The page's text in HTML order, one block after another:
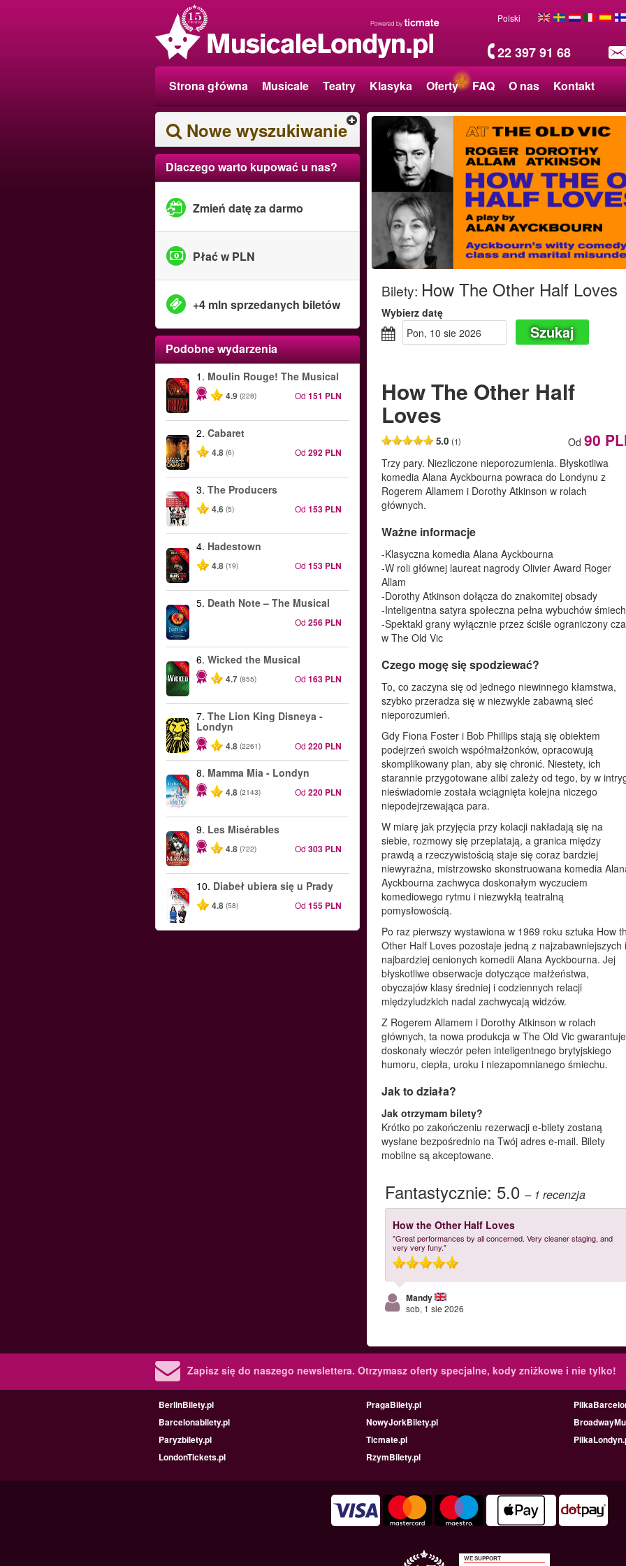
22 397 91 68
Polski
Strona główna Musicale Teatry Klasyka Oferty FAQ O nas Kontakt
Nowe wyszukiwanie
Dlaczego warto kupować u nas?
Zmień datę za darmo
Płać w PLN
+4 mln sprzedanych biletów
Podobne wydarzenia
-50%
1. Moulin Rouge! The Musical
4.9 (228) Od 151 PLN
2. Cabaret
4.8 (6) Od 292 PLN
-50%
3. The Producers
4.6 (5) Od 153 PLN
-50%
4. Hadestown
4.8 (19) Od 153 PLN
-40%
5. Death Note – The Musical
Od 256 PLN
-50%
6. Wicked the Musical
4.7 (855) Od 163 PLN
7. The Lion King Disneya -
Londyn
4.8 (2261) Od 220 PLN
-40%
8. Mamma Mia - Londyn
4.8 (2143) Od 220 PLN
-40%
9. Les Misérables
4.8 (722) Od 303 PLN
-50%
10. Diabeł ubiera się u Prady
4.8 (58) Od 155 PLN
Bilety: How The Other Half Loves
Wybierz datę
pon, 10 sie 2026
Szukaj
How The Other Half
Loves
5.0(1) Od 90
Trzy pary. Niezliczone nieporozumienia. Błyskotliwa
komedia Alana Ayckbourna powraca do Londynu z
Rogerem Allamem i Dorothy Atkinson w rolach
głównych.
Ważne informacje
-Klasyczna komedia Alana Ayckbourna
-W roli głównej laureat nagrody Olivier Award Roger
Allam
-Dorothy Atkinson dołącza do znakomitej obsady
-Inteligentna satyra społeczna pełna wybuchów
-Spektakl grany wyłącznie przez ściśle ograniczony
w The Old Vic
Czego mogę się spodziewać?
To, co zaczyna się od jednego niewinnego kłamstwa,
szybko przeradza się w niezwykle zabawną sieć
nieporozumień.
Gdy Fiona Foster i Bob Phillips stają się obiektem
podejrzeń swoich współmałżonków, opracowują
skomplikowany plan, aby się chronić. Niestety, ich
starannie przygotowane alibi zależy od tego, by w
nieświadomie została wciągnięta kolejna niczego
niepodejrzewająca para.
W miarę jak przyjęcia przy kolacji nakładają się na
siebie, rozmowy się przeplatają, a granica między
prawdą a rzeczywistością staje się coraz bardziej
niewyraźna, mistrzowsko skonstruowana komedia
Ayckbourna zachwyca doskonałym wyczuciem
komediowego rytmu i niezwykłą teatralną
pomysłowością.
Po raz pierwszy wystawiona w 1969 roku sztuka How
Other Half Loves pozostaje jedną z najzabawniejszych
najbardziej cenionych komedii Alana Ayckbourna. Jej
błyskotliwe obserwacje dotyczące małżeństwa,
obyczajów klasy średniej i codziennych relacji
międzyludzkich nadal zachwycają widzów.
Z Rogerem Allamem i Dorothy Atkinson w rolach
głównych, ta nowa produkcja w The Old Vic gwarantuje
doskonały wieczór pełen inteligentnego brytyjskiego
humoru, ciepła, uroku i niezapomnianego śmiechu.
Jak to działa?
Jak otrzymam bilety?
Krótko po zakończeniu rezerwacji e-bilety zostaną
wysłane bezpośrednio na Twój adres e-mail. Bilety
mobilne są akceptowane.
Fantastycznie: 5.0– 1recenzja
How the Other Half Loves
"Great performances by all concerned. Very cleaner staging, and
very very funy."
Mandy
sob, 1 sie 2026
Zapisz się do naszego newslettera. Otrzymasz oferty specjalne, kody zniżkowe i nie tylko!
BerlinBilety.pl PragaBilety.pl
Barcelonabilety.pl
NowyJorkBilety.pl
Paryzbilety.pl
Ticmate.pl
LondonTickets.pl
RzymBilety.pl
WE SUPPORT